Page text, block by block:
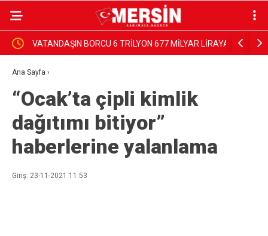
VATANDAŞIN BORCU 6 TRİLYON 677 MİLYAR LİRAYA
ULAŞTI
Başkan
Ana Sayfa ›
“Ocak’ta çipli kimlik
dağıtımı bitiyor”
haberlerine yalanlama
Giriş: 23-11-2021 11:53